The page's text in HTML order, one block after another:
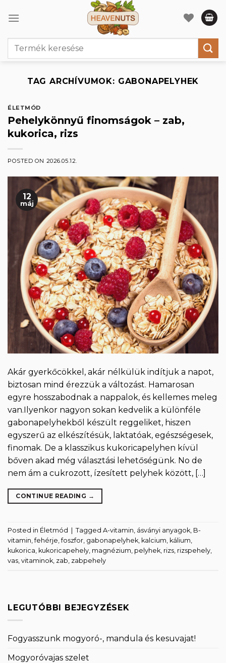
Keresés
TAG ARCHÍVUMOK: GABONAPELYHEK
ÉLETMÓD
Pehelykönnyű finomságok – zab,
kukorica, rizs
POSTED ON 2026.05.12.
12
máj
Akár gyerkőcökkel, akár nélkülük indítjuk a napot,
biztosan mind érezzük a változást. Hamarosan
egyre hosszabodnak a nappalok, és kellemes meleg
van.Ilyenkor nagyon sokan kedvelik a különféle
gabonapelyhekből készült reggeliket, hiszen
egyszerű az elkészítésük, laktatóak, egészségesek,
finomak. De a klasszikus kukoricapelyhen kívül
bőven akad még választási lehetőségünk. No de
nem ám a cukrozott, ízesített pelyhek között, […]
CONTINUE READING →
Posted in Életmód Tagged A-vitamin, ásványi anyagok, B-
vitamin,fehérje,foszfor, gabonapelyhek, kalcium, kálium,
kukorica, kukoricapehely, magnézium, pelyhek, rizs, rizspehely,
vas, vitaminok, zab, zabpehely
LEGUTÓBBI BEJEGYZÉSEK
Fogyasszunk mogyoró-, mandula és kesuvajat!
Mogyoróvajas szelet